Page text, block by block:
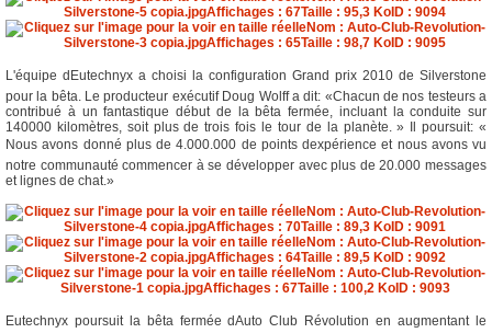
L'équipe dEutechnyx a choisi la configuration Grand prix 2010 de Silverstone
pour la bêta. Le producteur exécutif Doug Wolff a dit: «Chacun de nos testeurs a
contribué à un fantastique début de la bêta fermée, incluant la conduite sur
140000 kilomètres, soit plus de trois fois le tour de la planète. » Il poursuit: «
Nous avons donné plus de 4.000.000 de points dexpérience et nous avons vu
notre communauté commencer à se développer avec plus de 20.000 messages
et lignes de chat.»
Eutechnyx poursuit la bêta fermée dAuto Club Révolution en augmentant le